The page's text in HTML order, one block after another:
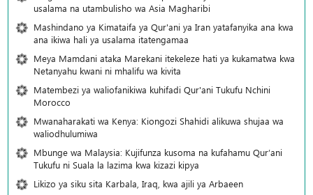
usalama na utambulisho wa Asia Magharibi
Mashindano ya Kimataifa ya Qur'ani ya Iran yatafanyika ana kwa
ana ikiwa hali ya usalama itatengamaa
Meya Mamdani ataka Marekani itekeleze hati ya kukamatwa kwa
Netanyahu kwani ni mhalifu wa kivita
Matembezi ya waliofanikiwa kuhifadi Qur'ani Tukufu Nchini
Morocco
Mwanaharakati wa Kenya: Kiongozi Shahidi alikuwa shujaa wa
waliodhulumiwa
Mbunge wa Malaysia: Kujifunza kusoma na kufahamu Qur’ani
Tukufu ni Suala la lazima kwa kizazi kipya
Likizo ya siku sita Karbala, Iraq, kwa ajili ya Arbaeen